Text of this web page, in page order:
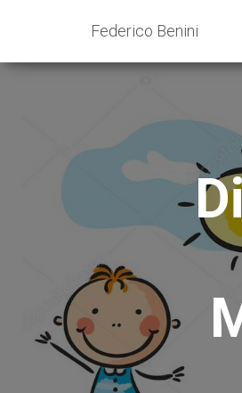
Federico Benini